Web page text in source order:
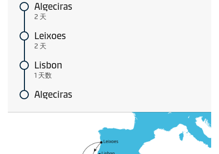
Algeciras
2 天
Leixoes
2 天
Lisbon
1 天数
Algeciras